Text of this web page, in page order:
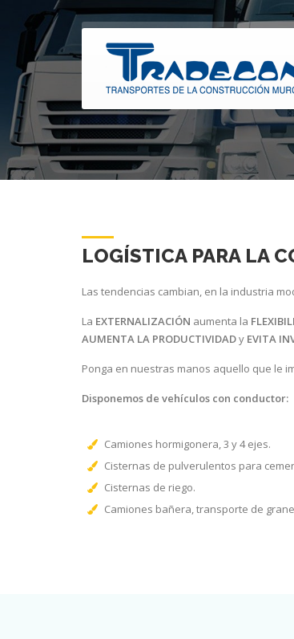
LOGÍSTICA PARA LA
Las tendencias cambian, en la industria
La EXTERNALIZACIÓN aumenta la
AUMENTA LA PRODUCTIVIDADy EVITA
Ponga en nuestras manos aquello que le
Disponemos de vehículos con conductor:
Camiones hormigonera, 3 y 4 ejes.
Cisternas de pulverulentos para
Cisternas de riego.
Camiones bañera, transporte de